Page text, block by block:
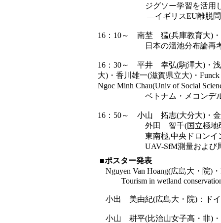
ジグソー学習を活用したア
―イギリスEU離脱問題にひ
16：10～ 南埜 猛(兵庫教育大)
日本の溜池分布論再考
16：30～ 平井 幸弘(駒澤大)・
大)・香川雄一(滋賀県立大)・
Ngoc Minh Chau(Univ of Social
ベトナム・メコンデルタに
16：50～ 小山 拓志(大分大)・
外田 智千(国立極地研
東南極,中央ドロンイング
UAV-SfM測量および尾根
■ポスター発表
Nguyen Van Hoang(広島大・院)
Tourism in wetland conservation
小出 美由紀(広島大・院)：ドイ
小山 耕平(比治山女子高・非)